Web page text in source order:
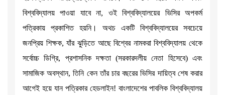
বিশ্ববিদ্যালয় পাওয়া যাবে না, ওই বিশ্ববিদ্যালয়ের ভিসির অপকর্ম
পত্রিকায় প্রকাশিত হয়নি। অথচ একটি বিশ্ববিদ্যালয়ের সবচেয়ে
জনপ্রিয় শিক্ষক, যাঁর ঝুড়িতে আছে বিশ্বের নামকরা বিশ্ববিদ্যালয় থেকে
সর্বোচ্চ ডিগ্রি, প্রশাসনিক দক্ষতা (সরকারদলীয় নেতা হিসেবে) এবং
সামাজিক অবস্থান, তিনি কেন তাঁর চার বছরের ভিসির দায়িত্ব শেষ করার
আগেই হয়ে যান পত্রিকার হেডলাইন! বাংলাদেশের পাবলিক বিশ্ববিদ্যালয়